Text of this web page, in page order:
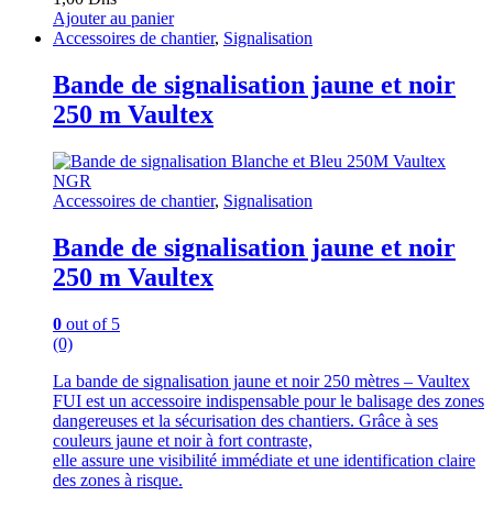
Ajouter au panier
Accessoires de chantier, Signalisation
Bande de signalisation jaune et noir
250 m Vaultex
Accessoires de chantier, Signalisation
Bande de signalisation jaune et noir
250 m Vaultex
0 out of 5
(0)
La bande de signalisation jaune et noir 250 mètres – Vaultex
FUI est un accessoire indispensable pour le balisage des zones
dangereuses et la sécurisation des chantiers. Grâce à ses
couleurs jaune et noir à fort contraste,
elle assure une visibilité immédiate et une identification claire
des zones à risque.